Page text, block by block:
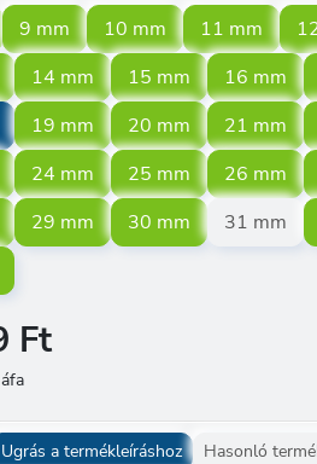
9 mm 10 mm 11 mm
14 mm 15 mm 16 mm
19 mm 20 mm 21 mm
24 mm 25 mm 26 mm
29 mm 30 mm 31 mm
Ft
Ugrás a termékleíráshoz Hasonló